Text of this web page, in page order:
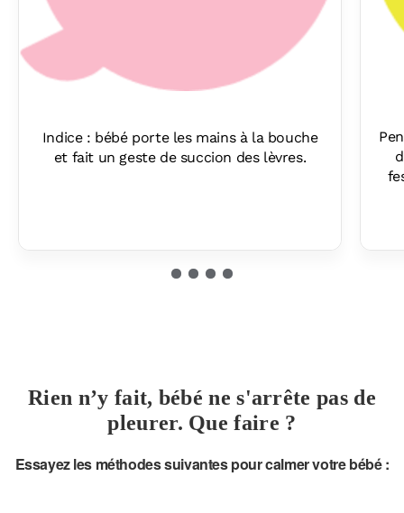
Indice : bébé porte les mains à la bouche
et fait un geste de succion des lèvres.
Rien n’y fait, bébé ne s'arrête pas de
pleurer. Que faire ?
Essayez les méthodes suivantes pour calmer votre bébé :